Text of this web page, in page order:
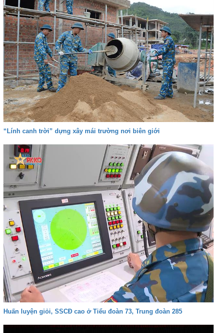
“Lính canh trời” dựng xây mái trường nơi biên giới
Huấn luyện giỏi, SSCĐ cao ở Tiểu đoàn 73, Trung đoàn 285